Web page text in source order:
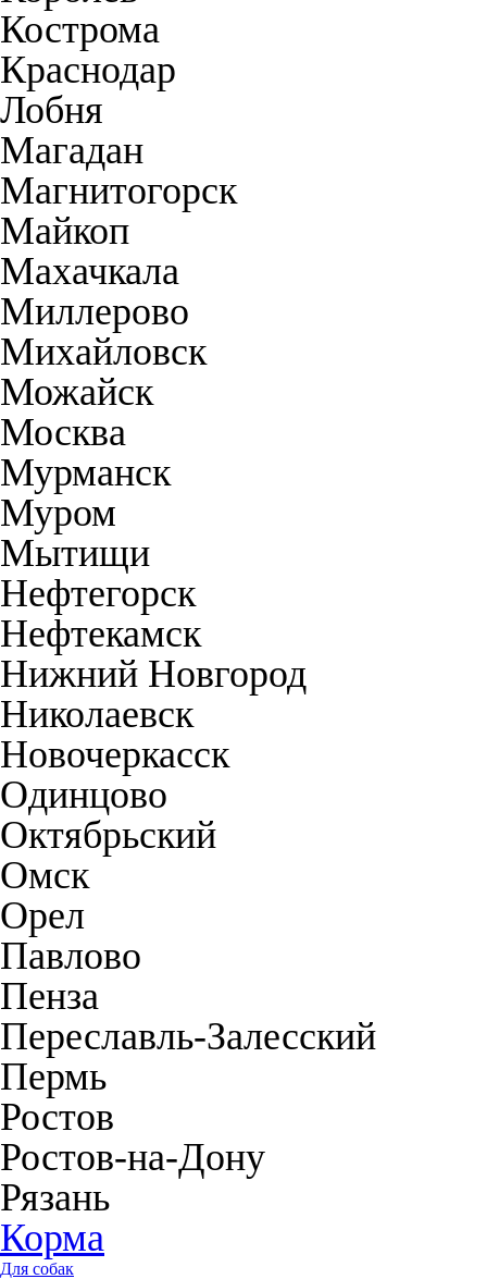
Кострома
Краснодар
Лобня
Магадан
Магнитогорск
Майкоп
Махачкала
Миллерово
Михайловск
Можайск
Москва
Мурманск
Муром
Мытищи
Нефтегорск
Нефтекамск
Нижний Новгород
Николаевск
Новочеркасск
Одинцово
Октябрьский
Омск
Орел
Павлово
Пенза
Переславль-Залесский
Пермь
Ростов
Ростов-на-Дону
Рязань
Корма
Для собак